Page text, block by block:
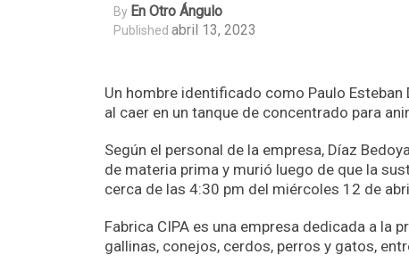
By En Otro Ángulo
Published abril 13, 2023
Un hombre identificado como Paulo
al caer en un tanque de concentrado para
Según el personal de la empresa, Díaz
de materia prima y murió luego de que la
cerca de las 4:30 pm del miércoles 12 de
Fabrica CIPA es una empresa dedicada a la
gallinas, conejos, cerdos, perros y gatos,